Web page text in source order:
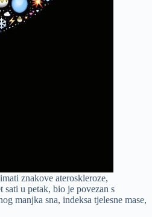
znakove ateroskleroze,
sati u petak, bio je povezan s
manjka sna, indeksa tjelesne mase,